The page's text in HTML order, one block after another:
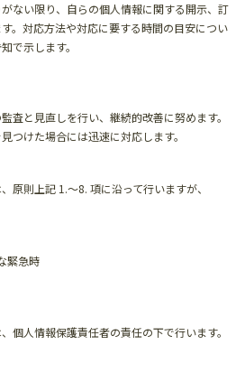
ない限り、自らの個人情報に関する開示、訂
。対応方法や対応に要する時間の目安につい
で示します。
査と見直しを行い、継続的改善に努めます。
つけた場合には迅速に対応します。
原則上記 1.～8. 項に沿って行いますが、
緊急時
個人情報保護責任者の責任の下で行います。